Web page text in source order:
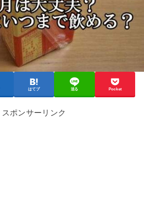
はてブ 送る Pocket
スポンサーリンク